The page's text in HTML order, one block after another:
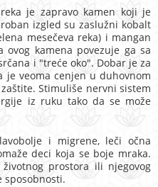
je zapravo kamen koji je
izgled su zaslužni kobalt
mesečeva reka) i mangan
ovog kamena povezuje ga sa
i "treće oko". Dobar je za
veoma cenjen u duhovnom
Stimuliše nervni sistem
iz ruku tako da se može
i migrene, leči očna
deci koja se boje mraka.
prostora ili njegovog
sposobnosti.